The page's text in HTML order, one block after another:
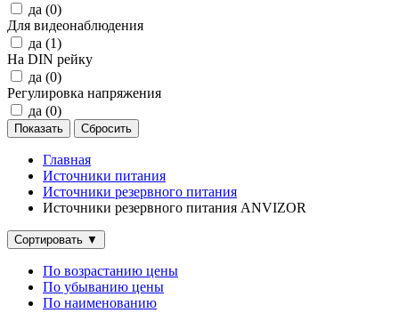
да (0)
Для видеонаблюдения
да (1)
На DIN рейку
да (0)
Регулировка напряжения
да (0)
Главная
Источники питания
Источники резервного питания
Источники резервного питания ANVIZOR
Сортировать ▼
По возрастанию цены
По убыванию цены
По наименованию